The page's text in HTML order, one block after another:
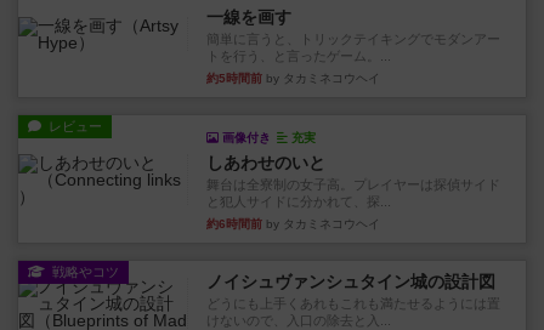
一線を画す
簡単に言うと、トリックテイキングでモダンアー
トを行う、と言ったゲーム。...
約5時間前 by タカミネコウヘイ
レビュー
画像付き 充実
しあわせのいと
舞台は全寮制の女子高。プレイヤーは探偵サイド
と犯人サイドに分かれて、探...
約6時間前 by タカミネコウヘイ
戦略やコツ ノイシュヴァンシュタイン城の設計図
どうにも上手くあれもこれも満たせるようには置
けないので、入口の除去と入...